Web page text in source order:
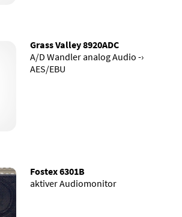
Grass Valley 8920ADC
A/D Wandler analog Audio -›
AES/EBU
Fostex 6301B
aktiver Audiomonitor